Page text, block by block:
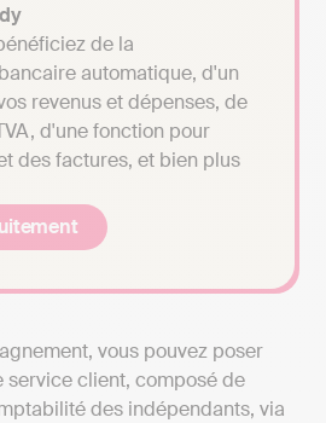
de la
automatique, d'un
revenus et dépenses, de
d'une fonction pour
des factures, et bien plus
vous pouvez poser
service client, composé de
des indépendants, via